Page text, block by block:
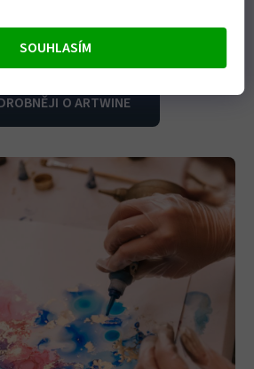
se someliérem a jedinečná
malování vínem.
O ARTWINE
SOUHLASÍM